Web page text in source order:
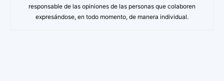
responsable de las opiniones de las personas que colaboren
expresándose, en todo momento, de manera individual.